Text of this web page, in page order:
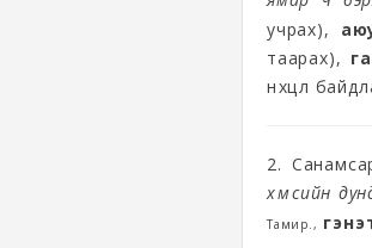
учрах),
таарах),
нөхцөл
2.
хүмүүсийн
Тамир.,